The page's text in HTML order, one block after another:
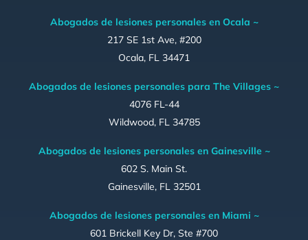
Abogados de lesiones personales en Ocala ~
217 SE 1st Ave, #200
Ocala, FL 34471
Abogados de lesiones personales para The Villages ~
4076 FL-44
Wildwood, FL 34785
Abogados de lesiones personales en Gainesville ~
602 S. Main St.
Gainesville, FL 32501
Abogados de lesiones personales en Miami ~
601 Brickell Key Dr, Ste #700